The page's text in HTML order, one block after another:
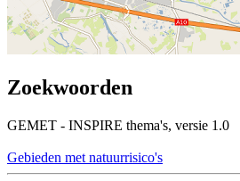
Zoekwoorden
GEMET - INSPIRE thema's, versie 1.0
Gebieden met natuurrisico's